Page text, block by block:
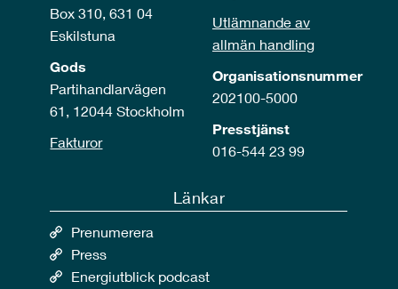
Box 310, 631 04
Eskilstuna
Gods
Partihandlarvägen
61, 12044 Stockholm
Fakturor
Utlämnande av
allmän handling
Organisationsnummer
202100-5000
Presstjänst
016-544 23 99
Länkar
Prenumerera
Press
Energiutblick podcast